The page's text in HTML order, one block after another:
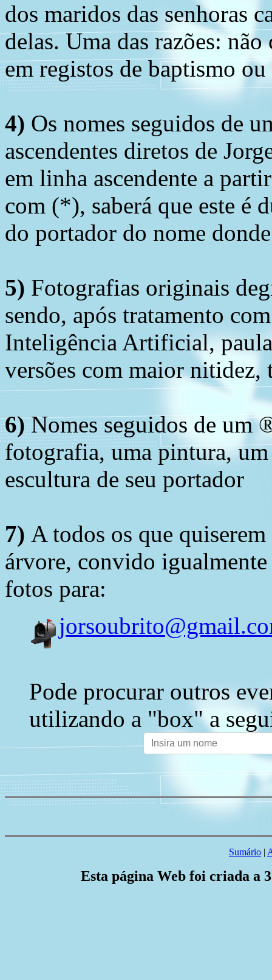
dos maridos das senhoras
delas. Uma das razões:
em registos de baptismo
4) Os nomes seguidos de
ascendentes diretos de
em linha ascendente a
com (*), saberá que este é
do portador do nome
5) Fotografias originais
sendo, após tratamento
Inteligência Artificial,
versões com maior nitidez,
6)Nomes seguidos de um
fotografia, uma pintura,
escultura de seu portador
7) A todos os que
árvore, convido
fotos para:
Pode procurar outros
utilizando a "box" a
Sumário |
Esta página Web foi criada a